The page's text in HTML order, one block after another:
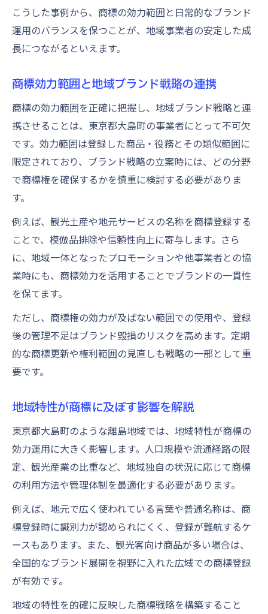
こうした事例から、商標の効力範囲と日常的なブランド
運用のバランスを保つことが、地域事業者の安定した成
長につながるといえます。
商標効力範囲と地域ブランド戦略の連携
商標の効力範囲を正確に把握し、地域ブランド戦略と連
携させることは、東京都大島町の事業者にとって不可欠
です。効力範囲は登録した商品・役務とその類似範囲に
限定されており、ブランド戦略の立案時には、どの分野
で商標権を確保するかを慎重に検討する必要がありま
す。
例えば、観光土産や地元サービスの名称を商標登録する
ことで、模倣品排除や信頼性向上に寄与します。さら
に、地域一体となったプロモーションや他事業者との協
業時にも、商標効力を活用することでブランドの一貫性
を保てます。
ただし、商標権の効力が及ばない範囲での使用や、登録
後の管理不足はブランド毀損のリスクを高めます。定期
的な商標更新や権利範囲の見直しも戦略の一部として重
要です。
地域特性が商標に及ぼす影響を解説
東京都大島町のような離島地域では、地域特性が商標の
効力運用に大きく影響します。人口規模や流通経路の限
定、観光産業の比重など、地域独自の状況に応じて商標
の利用方法や管理体制を最適化する必要があります。
例えば、地元で広く使われている言葉や普通名称は、商
標登録時に識別力が認められにくく、登録が難航するケ
ースもあります。また、観光客向け商品が多い場合は、
全国的なブランド展開を視野に入れた広域での商標登録
が有効です。
地域の特性を的確に反映した商標戦略を構築すること